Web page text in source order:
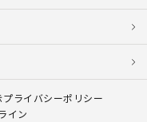
プライバシーポリシー
イン